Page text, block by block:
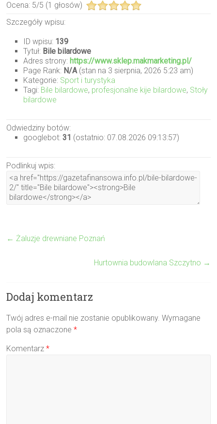
Ocena: 5/5 (1 głosów)
Szczegóły wpisu:
ID wpisu: 139
Tytuł: Bile bilardowe
Adres strony: https://www.sklep.makmarketing.pl/
Page Rank: N/A(stan na 3 sierpnia, 2026 5:23 am)
Kategorie: Sport i turystyka
Tagi: Bile bilardowe, profesjonalne kije bilardowe, Stoły
bilardowe
Odwiedziny botów:
googlebot:31 (ostatnio: 07.08.2026 09:13:57)
Podlinkuj wpis:
← Żaluzje drewniane Poznań
Hurtownia budowlana Szczytno →
Dodaj komentarz
Twój adres e-mail nie zostanie opublikowany. Wymagane
pola są oznaczone*
Komentarz*